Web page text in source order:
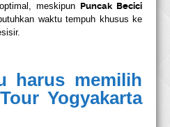
meskipun Puncak Becici
waktu tempuh khusus ke
harus memilih
Yogyakarta